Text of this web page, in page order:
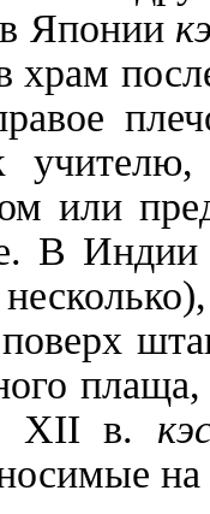
в Японии
храм
или
В
XIIв.
на